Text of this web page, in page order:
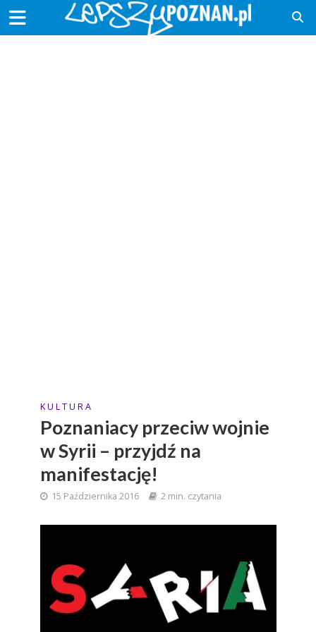
K U L T U R A
Poznaniacy przeciw wojnie
w Syrii – przyjdź na
manifestację!
15 Października 2016 2 min. czytania